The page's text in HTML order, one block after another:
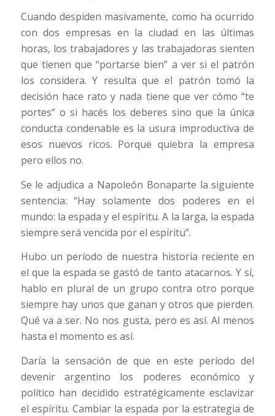
Cuando despiden masivamente, como ha ocurrido
con dos empresas en la ciudad en las últimas
horas, los trabajadores y las trabajadoras sienten
que tienen que “portarse bien” a ver si el patrón
los considera. Y resulta que el patrón tomó la
decisión hace rato y nada tiene que ver cómo “te
portes” o si hacés los deberes sino que la única
conducta condenable es la usura improductiva de
esos nuevos ricos. Porque quiebra la empresa
pero ellos no.
Se le adjudica a Napoleón Bonaparte la siguiente
sentencia: “Hay solamente dos poderes en el
mundo: la espada y el espíritu. A la larga, la espada
siempre será vencida por el espíritu”.
Hubo un período de nuestra historia reciente en
el que la espada se gastó de tanto atacarnos. Y sí,
hablo en plural de un grupo contra otro porque
siempre hay unos que ganan y otros que pierden.
Qué va a ser. No nos gusta, pero es así. Al menos
hasta el momento es así.
Daría la sensación de que en este período del
devenir argentino los poderes económico y
político han decidido estratégicamente esclavizar
el espíritu. Cambiar la espada por la estrategia de